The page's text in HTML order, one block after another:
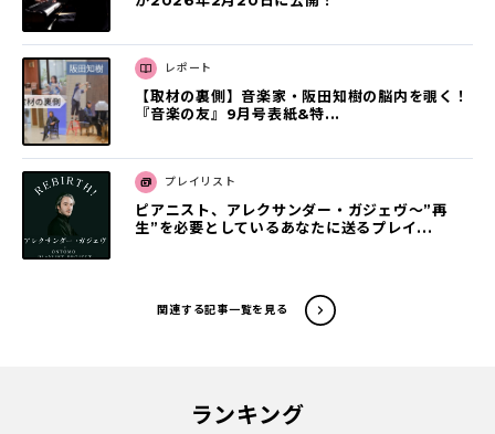
レポート
【取材の裏側】音楽家・阪田知樹の脳内を覗く！
『音楽の友』9月号表紙&特...
プレイリスト
ピアニスト、アレクサンダー・ガジェヴ～”再
生”を必要としているあなたに送るプレイ...
関連する記事一覧を見る
ランキング